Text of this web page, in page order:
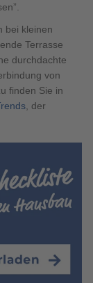
bei kleinen
Terrasse
durchdachte
von
finden Sie in
, der